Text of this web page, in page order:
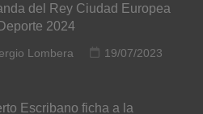
del Rey Ciudad Europea
2024
Lombera
19/07/2023
Escribano ficha a la